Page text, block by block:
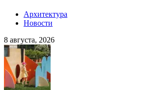
Архитектура
Новости
8 августа, 2026